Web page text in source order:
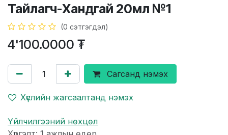
Тайлагч-Хандгай 20мл №1
(0 сэтгэгдэл)
4'100.0000 ₮
Сагсанд нэмэх
Хүслийн жагсаалтанд нэмэх
Үйлчилгээний нөхцөл